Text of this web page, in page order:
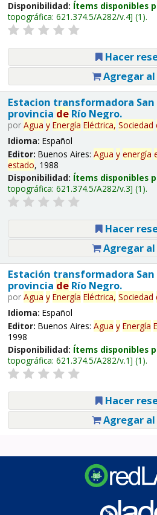
Disponibilidad: Ítems disponibles
topográfica: 621.374.5/A282/v.4 (1).
Hacer
Agregar
Estacion transformadora
provincia deRío Negro.
por Agua y Energía Eléctrica, Sociedad
Idioma: Español
Editor: Buenos Aires: Agua y energía
estado, 1988
Disponibilidad: Ítems disponibles
topográfica: 621.374.5/A282/v.3 (1).
Hacer
Agregar
Estación transformadora
provincia deRío Negro.
por Agua y Energía Eléctrica, Sociedad
Idioma: Español
Editor: Buenos Aires: Agua y Energía
1998
Disponibilidad: Ítems disponibles
topográfica: 621.374.5/A282/v.1 (1).
Hacer
Agregar